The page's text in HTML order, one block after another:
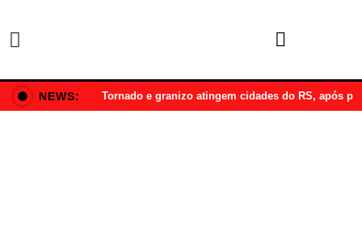
NEWS: Tornado e granizo atingem cidades do RS, após